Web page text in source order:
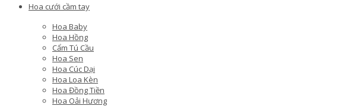
Hoa cưới cầm tay
Hoa Baby
Hoa Hồng
Cẩm Tú Cầu
Hoa Sen
Hoa Cúc Dại
Hoa Loa Kèn
Hoa Đồng Tiền
Hoa Oải Hương